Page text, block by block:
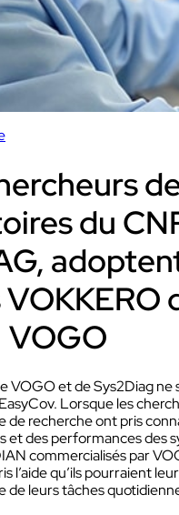
du
VOGO
VOGO et de Sys2Diag ne
Lorsque les
de recherche ont pris
et des performances des
commercialisés par
l’aide qu’ils pourraient
de leurs tâches